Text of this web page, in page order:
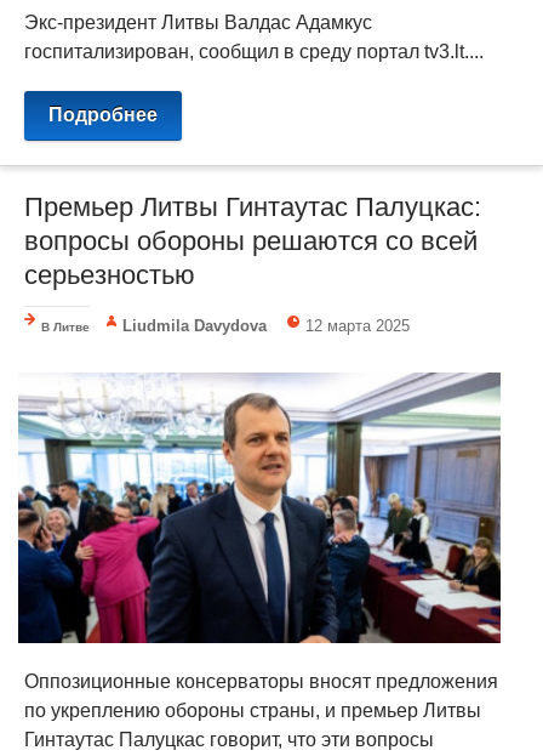
Экс-президент Литвы Валдас Адамкус
госпитализирован, сообщил в среду портал tv3.lt....
Подробнее
Премьер Литвы Гинтаутас Палуцкас:
вопросы обороны решаются со всей
серьезностью
В Литве Liudmila Davydova 12 марта 2025
Оппозиционные консерваторы вносят предложения
по укреплению обороны страны, и премьер Литвы
Гинтаутас Палуцкас говорит, что эти вопросы